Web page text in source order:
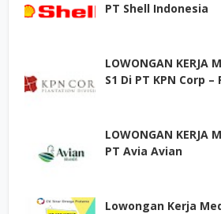
PT Shell Indonesia
LOWONGAN KERJA
S1 Di PT KPN Corp
LOWONGAN KERJA
PT Avia Avian
Lowongan Kerja